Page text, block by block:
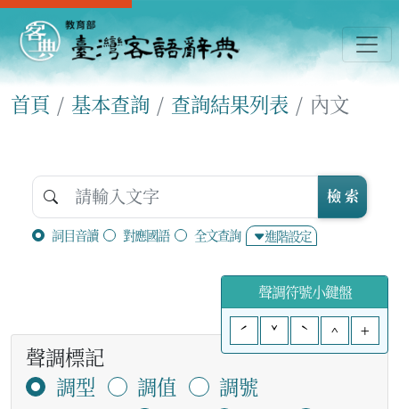
首頁 基本查詢 查詢結果列表 內文
詞目音讀 對應國語 全文查詢 進階設定
檢 索
聲調符號小鍵盤
ˊ
ˇ ˋ ^ +
聲調標記
調型
調值
調號